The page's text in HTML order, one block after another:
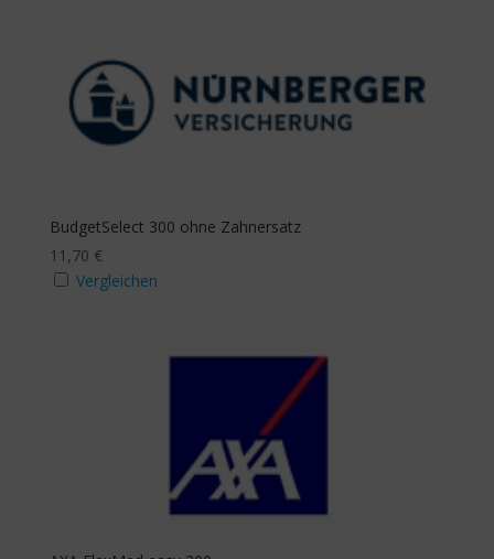
BudgetSelect 300 ohne Zahnersatz
11,70 €
Vergleichen